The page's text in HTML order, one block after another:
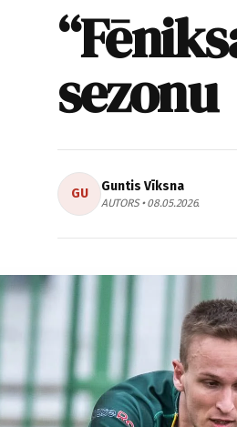
sezonu
GU Guntis Vīksna
AUTORS • 08.05.2026.